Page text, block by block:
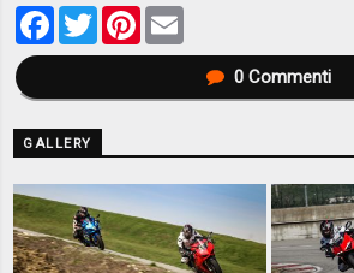
Facebook
TwitterPinterest
0Commenti
GALLERY